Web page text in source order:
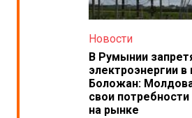
Новости
В Румынии
электроэнергии
Боложан:
свои потребности
на рынке